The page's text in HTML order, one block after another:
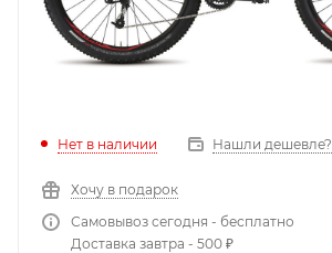
Нет в наличии Нашли дешевле?
Хочу в подарок
Самовывоз сегодня - бесплатно
Доставка завтра - 500 ₽